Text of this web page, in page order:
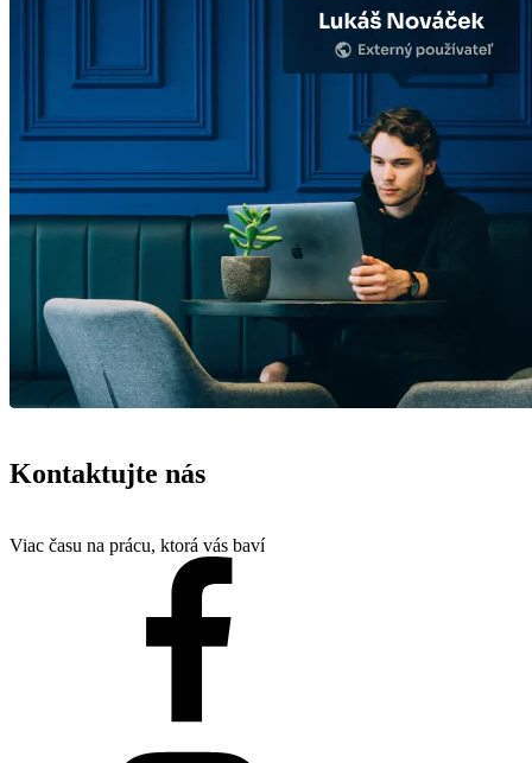
Kontaktujte nás
Viac času na prácu, ktorá vás baví